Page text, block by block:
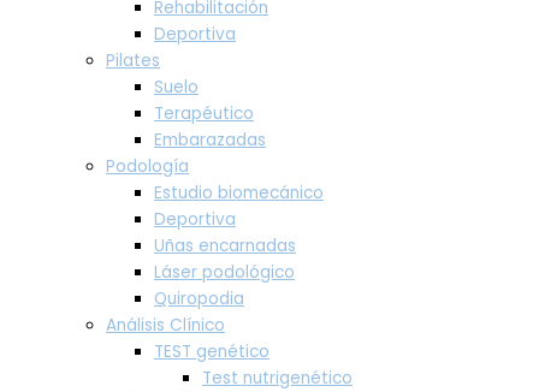
Rehabilitación
Deportiva
Pilates
Suelo
Terapéutico
Embarazadas
Podología
Estudio biomecánico
Deportiva
Uñas encarnadas
Láser podológico
Quiropodia
Análisis Clínico
TEST genético
Test nutrigenético